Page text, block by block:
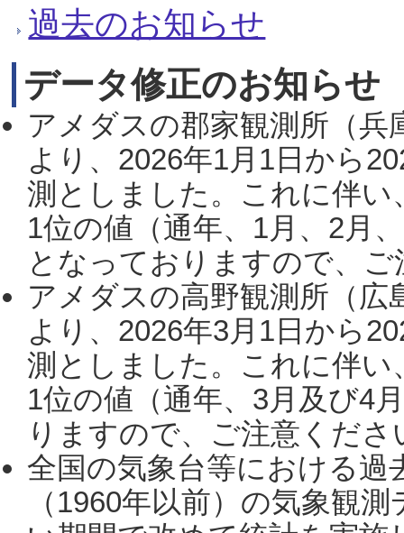
過去のお知らせ
データ修正のお知らせ
アメダスの郡家観測所（
より、2026年1月1日から
測としました。これに伴い
1位の値（通年、1月、2月
となっておりますので、
アメダスの高野観測所（
より、2026年3月1日から
測としました。これに伴い
1位の値（通年、3月及び4
りますので、ご注意くだ
全国の気象台等における過
（1960年以前）の気象観